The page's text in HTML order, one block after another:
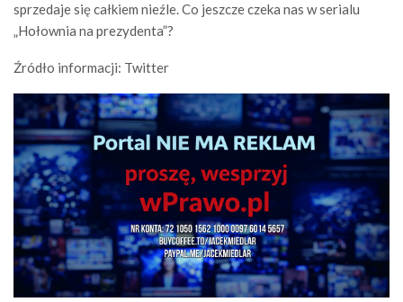
sprzedaje się całkiem nieźle. Co jeszcze czeka nas w serialu
„Hołownia na prezydenta”?
Źródło informacji: Twitter